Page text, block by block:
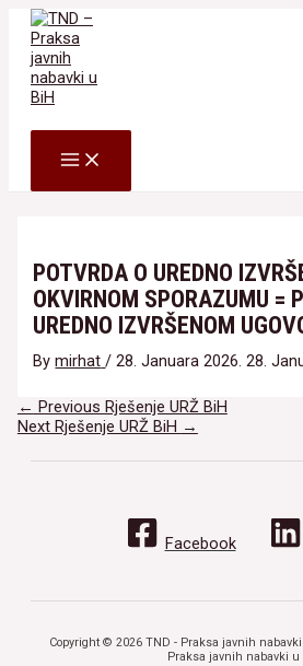
Skip
content
MAIN
MENU
POTVRDA O UREDNO
OKVIRNOM SPORAZUMU =
UREDNO IZVRŠENOM
Bymirhat /28. Januara 2026. 28.
Navigacija
članaka
← Previous Rješenje URŽ BiH
Next Rješenje URŽ BiH →
Facebook
Copyright © 2026 TND - Praksa javnih
Praksa javnih nabavki u